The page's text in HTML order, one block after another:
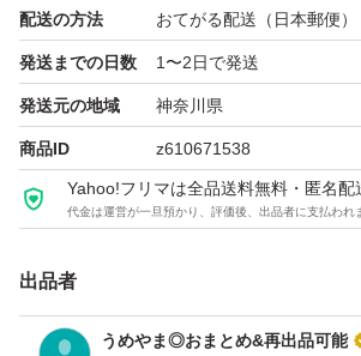
配送の方法 おてがる配送（日本郵便）
発送までの日数 1〜2日で発送
発送元の地域 神奈川県
商品ID z610671538
Yahoo!フリマは全品送料無料・匿名配
代金は運営が一旦預かり、評価後、出品者に支払われ
出品者
うめやま◎おまとめ&再出品可能